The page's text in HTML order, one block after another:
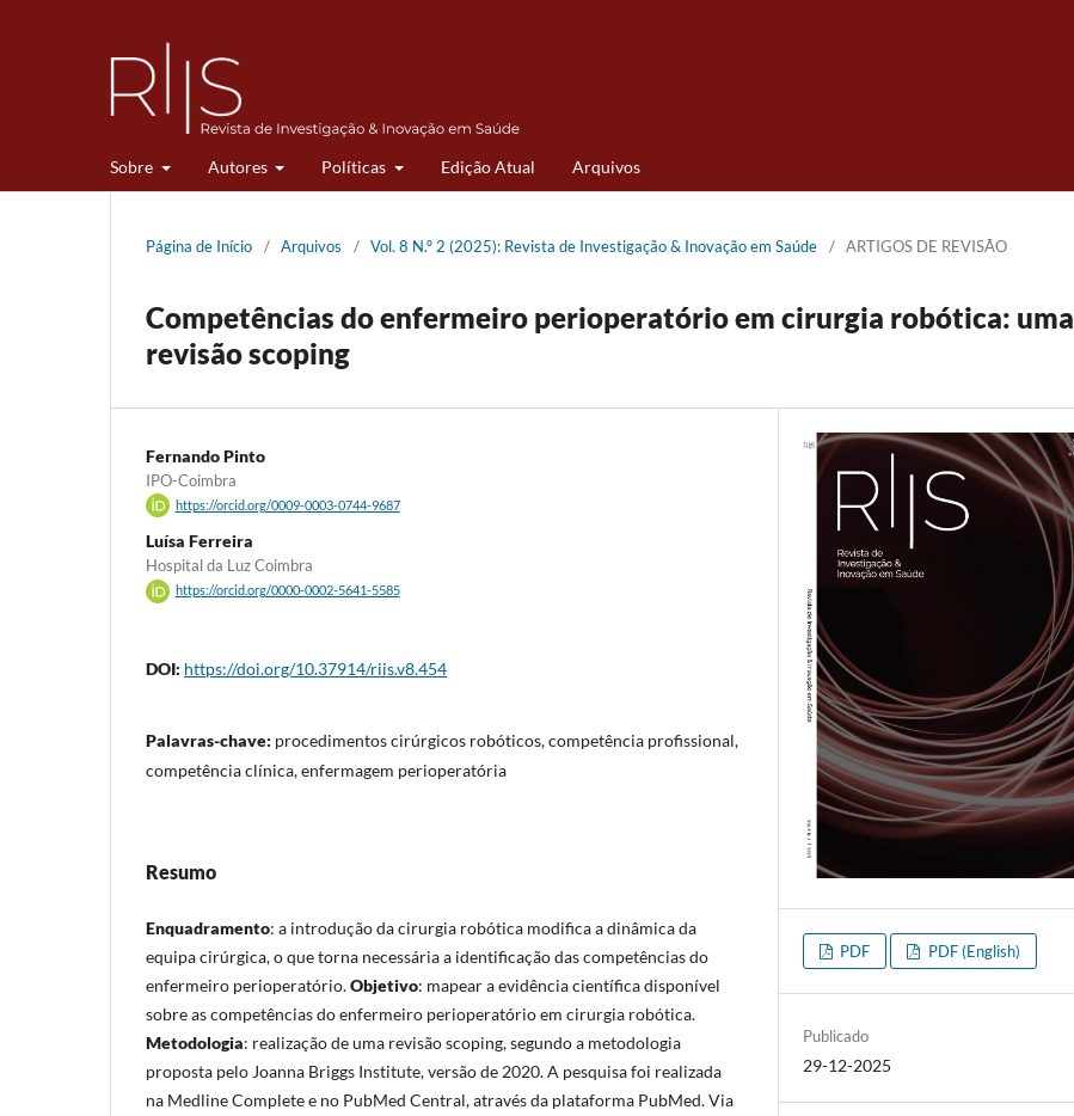
Sobre Autores Políticas Edição Atual Arquivos
Página de Início / Arquivos / Vol. 8 N.º 2 (2025): Revista de Investigação & Inovação em Saúde / ARTIGOS DE REVISÃO
Competências do enfermeiro perioperatório em cirurgia robótica: uma
revisão scoping
Fernando Pinto
IPO-Coimbra
https://orcid.org/0009-0003-0744-9687
Luísa Ferreira
Hospital da Luz Coimbra
https://orcid.org/0000-0002-5641-5585
DOI: https://doi.org/10.37914/riis.v8.454
Palavras-chave: procedimentos cirúrgicos robóticos, competência profissional,
competência clínica, enfermagem perioperatória
Resumo
Enquadramento: a introdução da cirurgia robótica modifica a dinâmica da
equipa cirúrgica, o que torna necessária a identificação das competências do
enfermeiro perioperatório.Objetivo: mapear a evidência científica disponível
sobre as competências do enfermeiro perioperatório em cirurgia robótica.
Metodologia: realização de uma revisão scoping, segundo a metodologia
proposta pelo Joanna Briggs Institute, versão de 2020. A pesquisa foi realizada
na Medline Complete e no PubMed Central, através da plataforma PubMed. Via
PDF PDF (English)
Publicado
29-12-2025